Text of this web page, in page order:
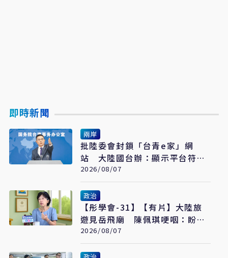
即時新聞
兩岸
批陸委會封鎖「台青e家」網
站 大陸國台辦：顯示平台符合
台青需求
2026/08/07
政治
【彤學會-31】【有片】大陸旅
遊見岳飛廟 陳佩琪哽咽：盼能
為柯文哲京華城案平反
2026/08/07